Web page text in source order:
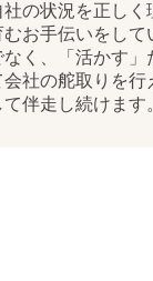
の状況を正しく
お手伝いをして
なく、「活かす
社の舵取りを行
伴走し続けます